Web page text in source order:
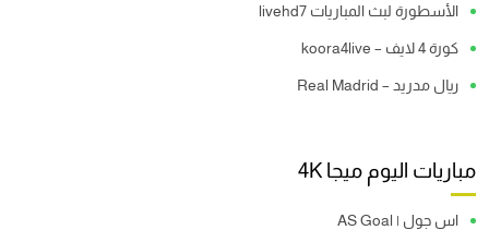
الأسطورة لبث المباريات livehd7
كورة 4 لايف – koora4live
ريال مدريد – Real Madrid
مباريات اليوم ميجا 4K
اس جول | AS Goal